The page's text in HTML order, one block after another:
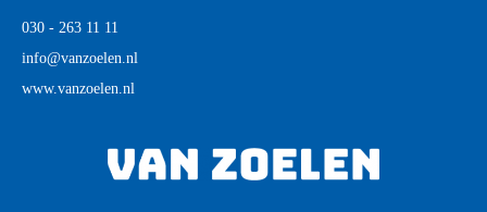
030 - 263 11 11
info@vanzoelen.nl
www.vanzoelen.nl